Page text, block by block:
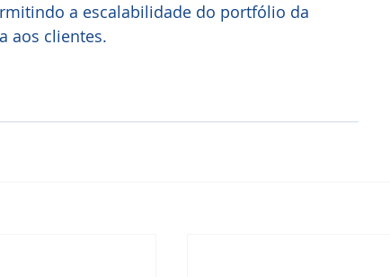
a escalabilidade do portfólio da
aos clientes.